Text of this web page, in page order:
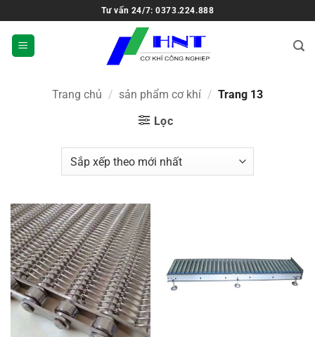
Tư vấn 24/7: 0373.224.888
Trang chủ / sản phẩm cơ khí / Trang 13
Lọc